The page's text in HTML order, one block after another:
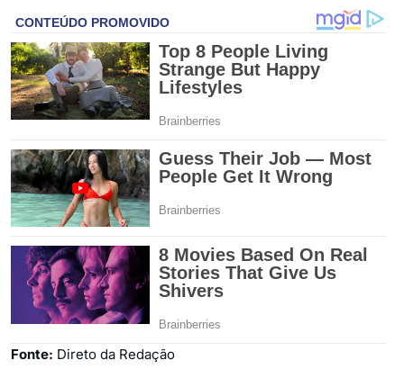
Fonte: Direto da Redação